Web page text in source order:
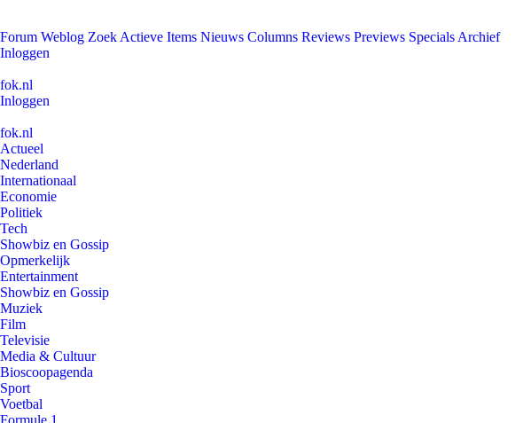
Forum Weblog Zoek Actieve Items Nieuws Columns Reviews Previews Specials Archief
Inloggen
fok.nl
Inloggen
fok.nl
Actueel
Nederland
Internationaal
Economie
Politiek
Tech
Showbiz en Gossip
Opmerkelijk
Entertainment
Showbiz en Gossip
Muziek
Film
Televisie
Media & Cultuur
Bioscoopagenda
Sport
Voetbal
Formule 1